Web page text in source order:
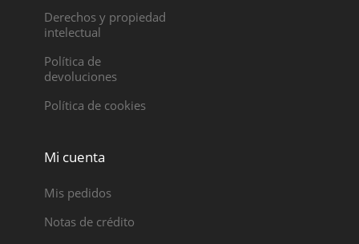
Derechos y propiedad
intelectual
Política de
devoluciones
Política de cookies
Mi cuenta
Mis pedidos
Notas de crédito